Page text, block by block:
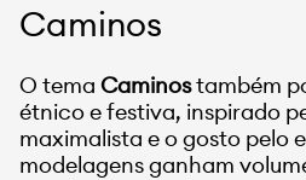
Caminos
O tema Caminostambém
étnico e festiva, inspirado
maximalista e o gosto pelo
modelagens ganham